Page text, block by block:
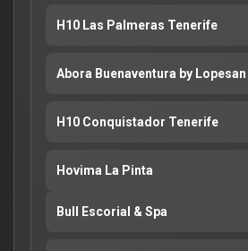
H10 Las Palmeras Tenerife
Abora Buenaventura by Lopesan
H10 Conquistador Tenerife
Hovima La Pinta
Bull Escorial & Spa